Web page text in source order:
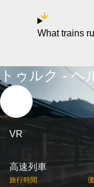
What trains
トゥルク - ヘ
VR
高速列車
旅行時間